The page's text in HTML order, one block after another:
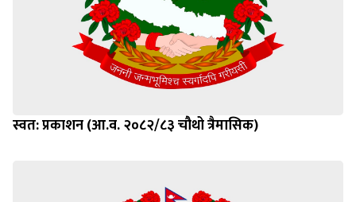
स्वत: प्रकाशन (आ.व. २०८२/८३ चौथो त्रैमासिक)